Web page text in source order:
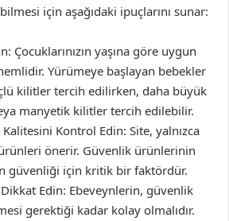
için aşağıdaki ipuçlarını sunar:
Çocuklarınızın yaşına göre uygun
Yürümeye başlayan bebekler
kilitler tercih edilirken, daha büyük
manyetik kilitler tercih edilebilir.
Kontrol Edin: Site, yalnızca
önerir. Güvenlik ürünlerinin
güvenliği için kritik bir faktördür.
Dikkat Edin: Ebeveynlerin, güvenlik
gerektiği kadar kolay olmalıdır.